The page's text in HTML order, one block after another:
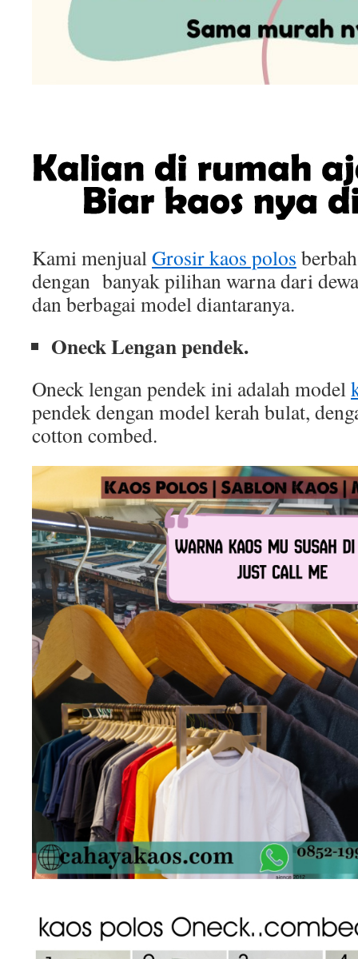
Kami menjualGrosir kaos polos
dengan banyak pilihan warna dari
dan berbagai model diantaranya.
Oneck Lengan pendek.
Oneck lengan pendek ini adalah model
pendek dengan model kerah bulat,
cotton combed.